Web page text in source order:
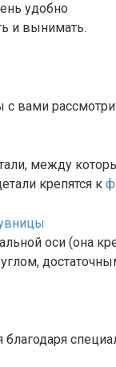
удобно
и вынимать.
вами
между
крепятся к
оси (она
благодаря